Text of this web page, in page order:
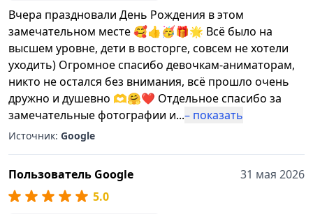
Вчера праздновали День Рождения в этом
замечательном месте 🥰👍🥳🎁🌟 Всё было на
высшем уровне, дети в восторге, совсем не хотели
уходить) Огромное спасибо девочкам-аниматорам,
никто не остался без внимания, всё прошло очень
дружно и душевно 🫶🤗❤️ Отдельное спасибо за
замечательные фотографии и...– показать
Источник: Google
Пользователь Google
31 мая 2026
5.0